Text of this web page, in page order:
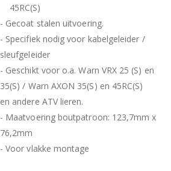
45RC(S)
- Gecoat stalen uitvoering.
- Specifiek nodig voor kabelgeleider /
sleufgeleider
- Geschikt voor o.a. Warn VRX 25 (S) en
35(S) / Warn AXON 35(S) en 45RC(S)
en andere ATV lieren.
- Maatvoering boutpatroon: 123,7mm x
76,2mm
- Voor vlakke montage